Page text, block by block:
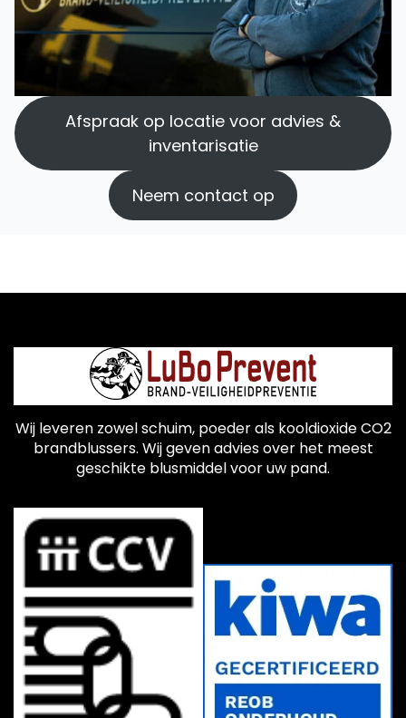
Afspraak op locatie voor advies &
inventarisatie
Neem contact op
Wij leveren zowel schuim, poeder als kooldioxide CO2
brandblussers. Wij geven advies over het meest
geschikte blusmiddel voor uw pand.